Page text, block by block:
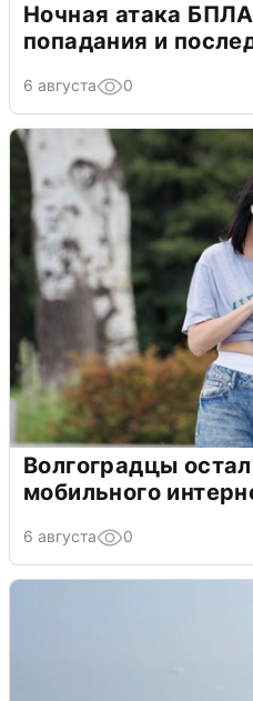
Ночная атака
попадания и
6 августа 0
Волгоградцы
мобильного
6 августа 0